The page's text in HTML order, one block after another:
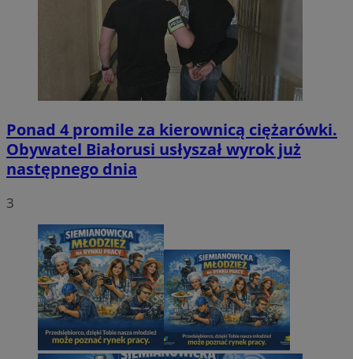
Ponad 4 promile za kierownicą ciężarówki.
Obywatel Białorusi usłyszał wyrok już
następnego dnia
3